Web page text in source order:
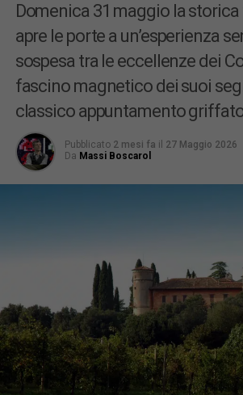
Domenica 31 maggio la
apre le porte a un’esperienza
sospesa tra le eccellenze dei
fascino magnetico dei suoi
classico appuntamento
Pubblicato 2 mesi fa il 27 Maggio 2026
Da Massi Boscarol